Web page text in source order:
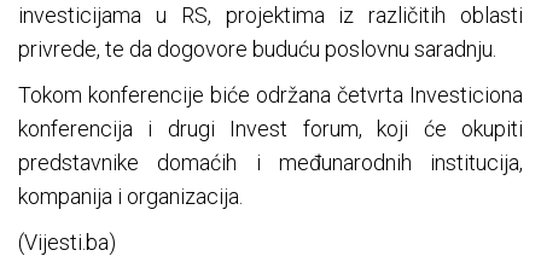
investicijama u RS, projektima iz različitih oblasti
privrede, te da dogovore buduću poslovnu saradnju.
Tokom konferencije biće održana četvrta Investiciona
konferencija i drugi Invest forum, koji će okupiti
predstavnike domaćih i međunarodnih institucija,
kompanija i organizacija.
(Vijesti.ba)